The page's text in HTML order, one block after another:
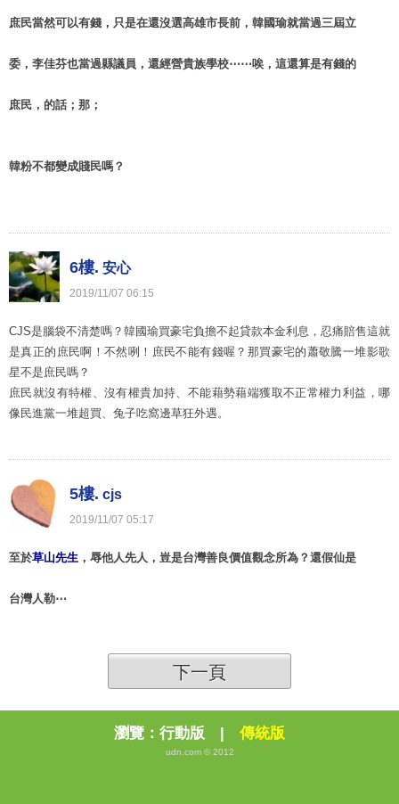
庶民當然可以有錢，只是在還沒選高雄市長前，韓國瑜就當過三屆立
委，李佳芬也當過縣議員，還經營貴族學校⋯⋯唉，這還算是有錢的
庶民，的話；那；
韓粉不都變成賤民嗎？
6樓. 安心
2019/11/07 06:15
CJS是腦袋不清楚嗎？韓國瑜買豪宅負擔不起貸款本金利息，忍痛賠售這就
是真正的庶民啊！不然咧！庶民不能有錢喔？那買豪宅的蕭敬騰一堆影歌
星不是庶民嗎？
庶民就沒有特權、沒有權貴加持、不能藉勢藉端獲取不正常權力利益，哪
像民進黨一堆超買、兔子吃窩邊草狂外遇。
5樓. cjs
2019/11/07 05:17
至於草山先生 ，辱他人先人，豈是台灣善良價值觀念所為？還假仙是
台灣人勒⋯
下一頁
瀏覽： 行動版 | 傳統版
udn.com © 2012